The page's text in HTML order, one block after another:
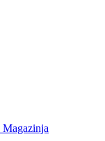
Magazinja